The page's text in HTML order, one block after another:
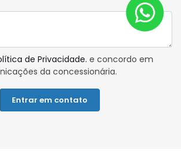
de Privacidade. e concordo em
da concessionária.
Entrar em contato